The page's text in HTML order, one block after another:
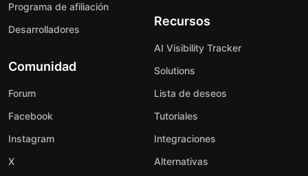
Programa de afiliación
Desarrolladores
Comunidad
Forum
Facebook
Instagram
X
Recursos
AI Visibility Tracker
Solutions
Lista de deseos
Tutoriales
Integraciones
Alternativas